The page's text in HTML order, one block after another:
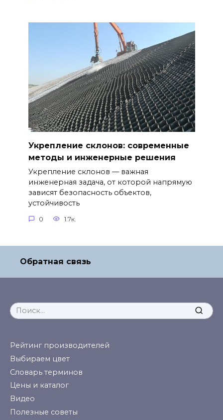
Укрепление склонов: современные
методы и инженерные решения
Укрепление склонов — важная
инженерная задача, от которой напрямую
зависят безопасность объектов,
устойчивость
0 1.7к.
Обратная связь
Search
for:
Рейтинг производителей
Выбираем цвет
Словарь терминов
Цены и каталог
Видео
Полезные советы